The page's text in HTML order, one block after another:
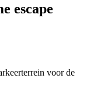
escape
voor de